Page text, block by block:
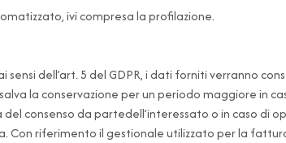
ivi compresa la profilazione.
dell’art. 5 del GDPR, i dati forniti verranno
la conservazione per un periodo maggiore in
consenso da partedell’interessato o in caso
riferimento il gestionale utilizzato per la